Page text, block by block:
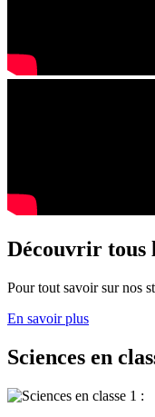
Découvrir tous
Pour tout savoir sur nos
En savoir plus
Sciences en